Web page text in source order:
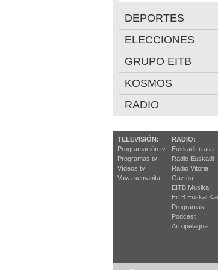
DEPORTES
ELECCIONES
GRUPO EITB
KOSMOS
RADIO
TELEVISIÓN:
Programación tv
Programas tv
Vídeos tv
Vaya semanita
RADIO:
Euskadi Irratia
Radio Euskadi
Radio Vitoria
Gaztea
EITB Musika
EiTB Euskal
Programas
Podcast
Artxipelagoa